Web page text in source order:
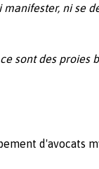
ni se
sont des proies
d'avocats